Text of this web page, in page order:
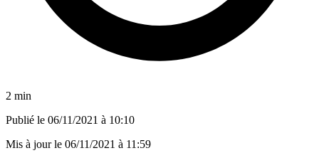
2 min
Publié le 06/11/2021 à 10:10
Mis à jour le 06/11/2021 à 11:59